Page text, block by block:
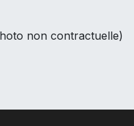
non contractuelle)